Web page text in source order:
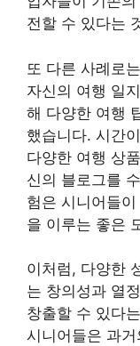
전할 수 있다는
또 다른 사례로
자신의 여행 일
해 다양한 여행
했습니다. 시간
다양한 여행 상
신의 블로그를
험은 시니어들
을 이루는 좋은
이처럼, 다양한
는 창의성과 열
창출할 수 있다
시니어들은 과